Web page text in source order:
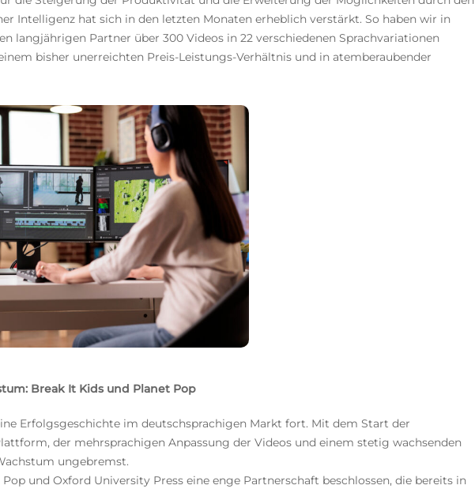
Intelligenz hat sich in den letzten Monaten erheblich verstärkt. So haben wir in
langjährigen Partner über 300 Videos in 22 verschiedenen Sprachvariationen
bisher unerreichten Preis-Leistungs-Verhältnis und in atemberaubender
Break It Kids und Planet Pop
Erfolgsgeschichte im deutschsprachigen Markt fort. Mit dem Start der
der mehrsprachigen Anpassung der Videos und einem stetig wachsenden
ungebremst.
und Oxford University Press eine enge Partnerschaft beschlossen, die bereits in